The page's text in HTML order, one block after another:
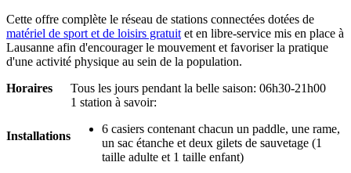
Cette offre complète le réseau de stations connectées dotées de
matériel de sport et de loisirs gratuit et en libre-service mis en place à
Lausanne afin d'encourager le mouvement et favoriser la pratique
d'une activité physique au sein de la population.
Horaires
Tous les jours pendant la belle saison: 06h30-21h00
Installations
1 station à savoir:
6 casiers contenant chacun un paddle, une rame,
un sac étanche et deux gilets de sauvetage (1
taille adulte et 1 taille enfant)